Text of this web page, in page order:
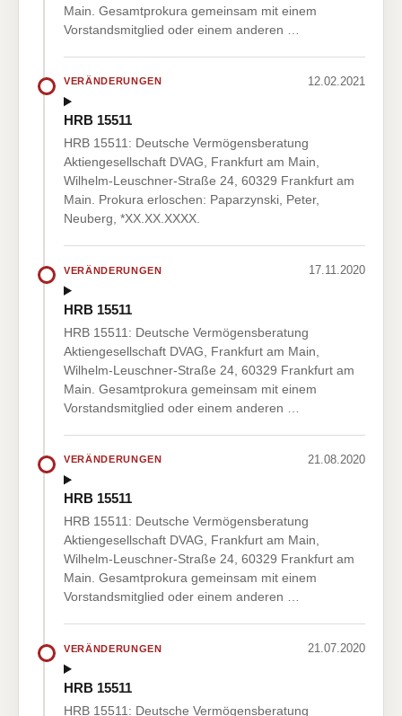
Main. Gesamtprokura gemeinsam mit einem
Vorstandsmitglied oder einem anderen …
VERÄNDERUNGEN 12.02.2021
HRB 15511
HRB 15511: Deutsche Vermögensberatung
Aktiengesellschaft DVAG, Frankfurt am Main,
Wilhelm-Leuschner-Straße 24, 60329 Frankfurt am
Main. Prokura erloschen: Paparzynski, Peter,
Neuberg, *XX.XX.XXXX.
VERÄNDERUNGEN 17.11.2020
HRB 15511
HRB 15511: Deutsche Vermögensberatung
Aktiengesellschaft DVAG, Frankfurt am Main,
Wilhelm-Leuschner-Straße 24, 60329 Frankfurt am
Main. Gesamtprokura gemeinsam mit einem
Vorstandsmitglied oder einem anderen …
VERÄNDERUNGEN 21.08.2020
HRB 15511
HRB 15511: Deutsche Vermögensberatung
Aktiengesellschaft DVAG, Frankfurt am Main,
Wilhelm-Leuschner-Straße 24, 60329 Frankfurt am
Main. Gesamtprokura gemeinsam mit einem
Vorstandsmitglied oder einem anderen …
VERÄNDERUNGEN 21.07.2020
HRB 15511
HRB 15511: Deutsche Vermögensberatung